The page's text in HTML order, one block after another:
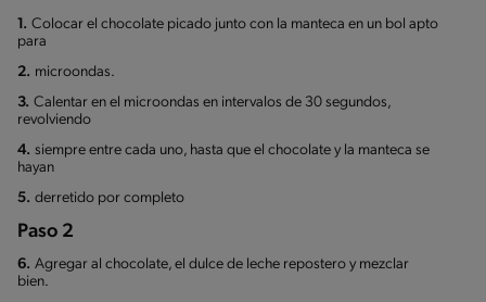
1. Colocar el chocolate picado junto con la manteca en un bol apto
para
2. microondas.
3. Calentar en el microondas en intervalos de 30 segundos,
revolviendo
4. siempre entre cada uno, hasta que el chocolate y la manteca se
hayan
5. derretido por completo
Paso 2
6. Agregar al chocolate, el dulce de leche repostero y mezclar
bien.